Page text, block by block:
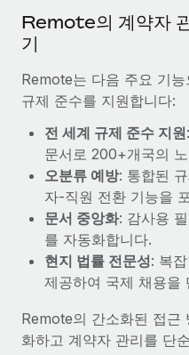
법인 설립
법인 설립을 빠르고 준법적
글로벌 인재 이동 및 전
직원 해외 이전을 간편하게
복리후생
손쉬운 직원 복리후생 관리
구축합니다. 이 회사의 미션은
자세히 알아보기
계약직 관리와 급여 업무
트너십을 맺은 Reverse
Reverse Tech 한눈에 보기
Tech는 Remote와 파트너십
급여 관리를 통해 국제 노동법...
자세히 알아보기
글로벌 급여
계약자 관리
세금
블로그 둘러보기
블로그
Remote 제품 관련 소식:
Remote의 사명은 모든 규모
장 적합 사람을 찾아 채용 및
Remote의 계약자
기
Remote는 다음 주요 기
규제 준수를 지원합니다:
전 세계 규제 준수 지원
문서로 200+개국의
오분류 예방: 통합된
자-직원 전환 기능을
문서 중앙화: 감사용
를 자동화합니다.
현지 법률 전문성: 복
제공하여 국제 채용을
Remote의 간소화된 접근
화하고 계약자 관리를 단